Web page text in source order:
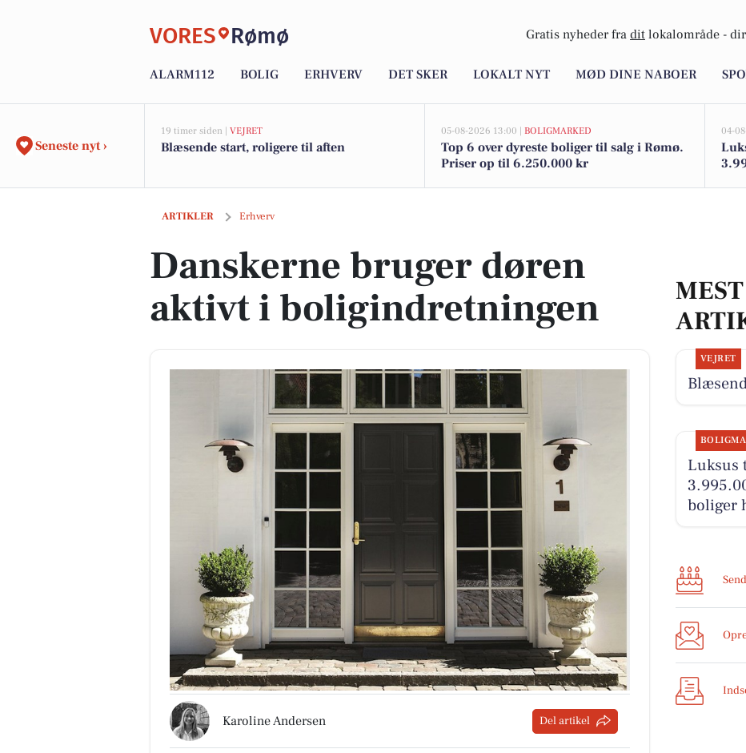
VORES Rømø Gratis nyheder fra dit lokalområde -
ALARM112 BOLIG ERHVERV DET SKER LOKALT NYT MØD DINE NABOER
Seneste nyt ›
19 timer siden | VEJRET
Blæsende start, roligere til aften
05-08-2026 13:00 | BOLIGMARKED
Top 6 over dyreste boliger til salg i Rømø.
Priser op til 6.250.000 kr
04-
ARTIKLER Erhverv
Danskerne bruger døren aktivt i boligindretningen
Danskerne bruger døren
aktivt i boligindretningen
Karoline Andersen Del artikel
VEJRET
Luksus
boliger